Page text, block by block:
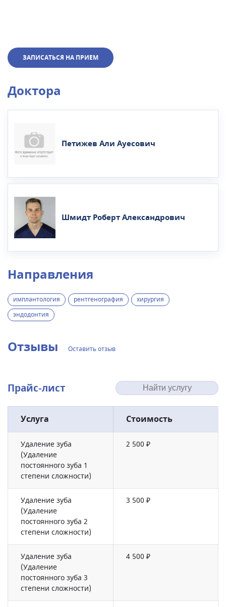
ЗАПИСАТЬСЯ НА ПРИЕМ
Доктора
Петижев Али Ауесович
Шмидт Роберт Александрович
Направления
имплантология рентгенография
хирургия
эндодонтия
Отзывы Оставить отзыв
Прайс-лист
Услуга Стоимость
Удаление зуба
(Удаление
постоянного зуба 1
степени сложности)
2 500 ₽
Удаление зуба
(Удаление
постоянного зуба 2
степени сложности)
3 500 ₽
Удаление зуба
(Удаление
постоянного зуба 3
степени сложности)
4 500 ₽